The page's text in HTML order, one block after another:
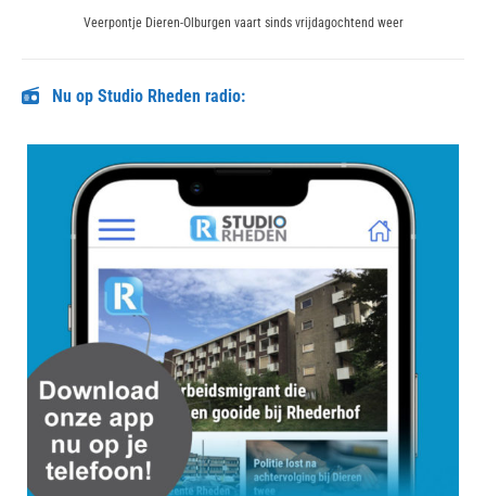
Next
Veerpontje Dieren-Olburgen vaart sinds vrijdagochtend weer
Nu op Studio Rheden radio: